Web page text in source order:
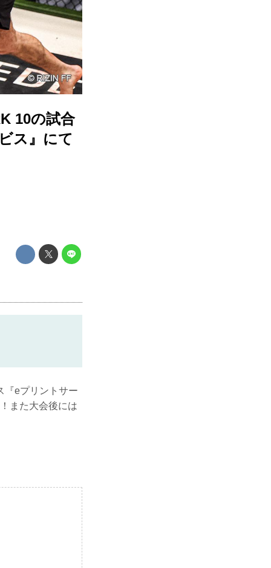
10の試合
ス』にて
『eプリントサー
また大会後には